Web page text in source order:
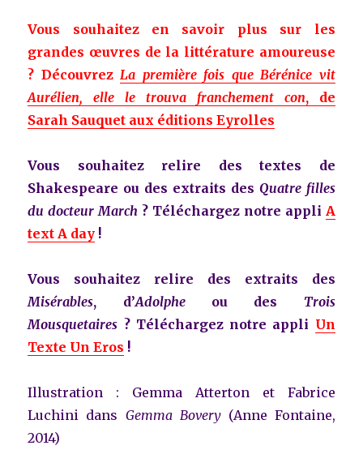
Vous souhaitez en savoir plus sur les
grandes œuvres de la littérature amoureuse
? Découvrez La première fois que Bérénice vit
Aurélien, elle le trouva franchement con, de
Sarah Sauquet aux éditions Eyrolles
Vous souhaitez relire des textes de
Shakespeare ou des extraits des Quatre filles
du docteur March ? Téléchargez notre appli A
text A day !
Vous souhaitez relire des extraits des
Misérables, d’Adolpheou des Trois
Mousquetaires ? Téléchargez notre appli Un
Texte Un Eros !
Illustration : Gemma Atterton et Fabrice
Luchini dans Gemma Bovery(Anne Fontaine,
2014)